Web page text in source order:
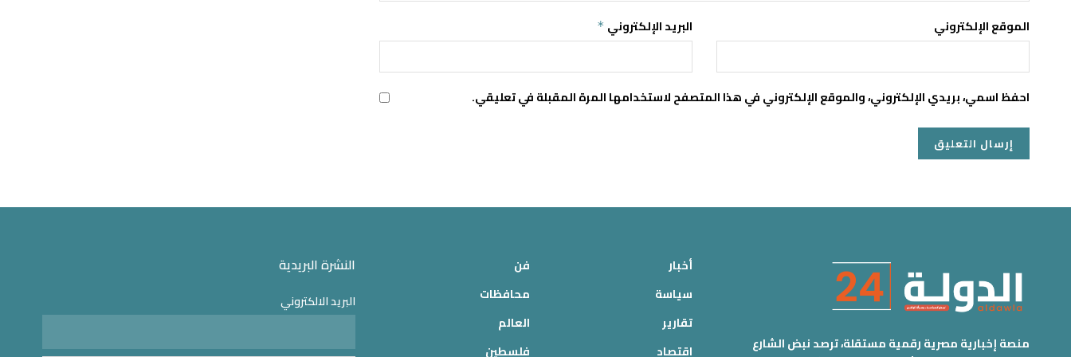
البريد الإلكتروني * الموقع الإلكتروني
احفظ اسمي، بريدي الإلكتروني، والموقع الإلكتروني في هذا المتصفح لاستخدامها المرة المقبلة في تعليقي.
منصة إخبارية مصرية رقمية مستقلة، ترصد نبض الشارع
أخبار
سياسة
تقارير
اقتصاد
فن
محافظات
العالم
فلسطين
النشرة البريدية
البريد الالكتروني